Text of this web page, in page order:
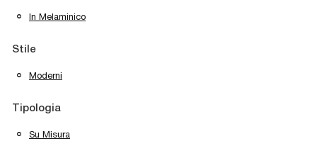
In Melaminico
Stile
Moderni
Tipologia
Su Misura